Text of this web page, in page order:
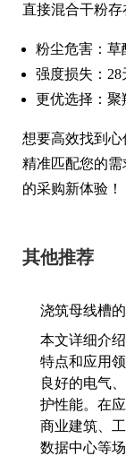
直接混合干粉存
粉尘危害：草
强度损失：28
更优选择：聚
想要高效找到
精准匹配您的
的采购新体验！
其他推荐
浇筑母线槽
本文详细介
特点和应用
良好的电气
护性能。在
商业建筑、
数据中心等